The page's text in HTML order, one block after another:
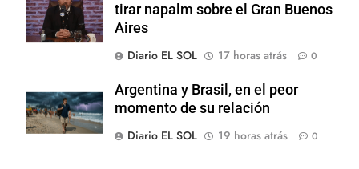
tirar napalm sobre el Gran Buenos
Aires
Diario EL SOL
17 horas atrás 0
Argentina y Brasil, en el peor
momento de su relación
Diario EL SOL
19 horas atrás 0